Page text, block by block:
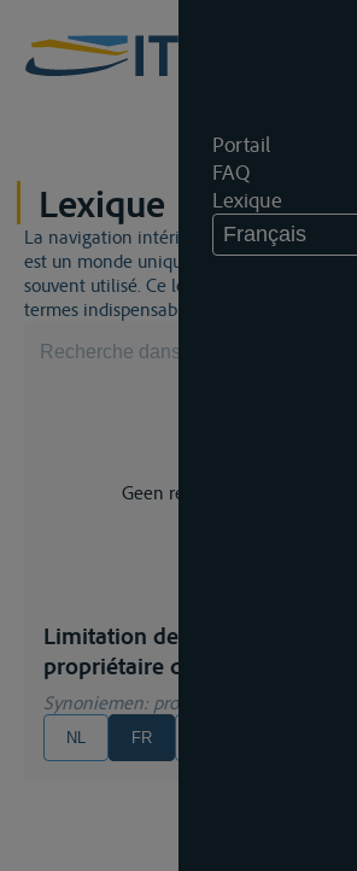
Portail
FAQ
Lexique
Français
Lexique
La navigation intérieure et du droit de la
est un monde unique. Cela signifie qu'un
souvent utilisé. Ce lexique vous aidera à
termes indispensables.
Geen resultaat voor uw
Limitation de la responsabilité
propriétaire du bateau
Synoniemen: propriétaire de bateau(x)
NL FR